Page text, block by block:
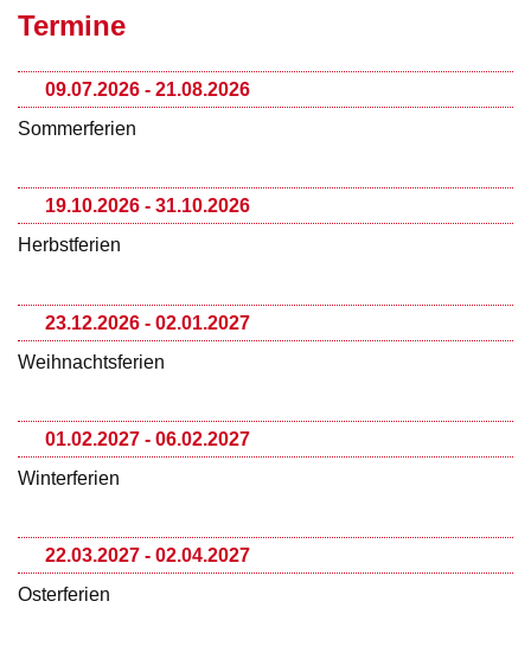
Termine
09.07.2026 - 21.08.2026
Sommerferien
19.10.2026 - 31.10.2026
Herbstferien
23.12.2026 - 02.01.2027
Weihnachtsferien
01.02.2027 - 06.02.2027
Winterferien
22.03.2027 - 02.04.2027
Osterferien